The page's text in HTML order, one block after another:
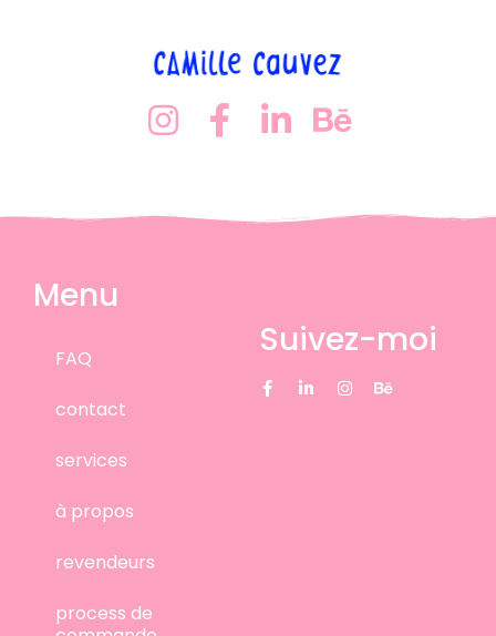
Menu
FAQ
contact
services
à propos
revendeurs
process de
Suivez-moi